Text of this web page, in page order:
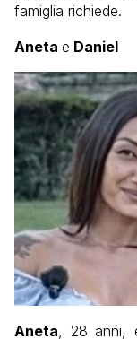
famiglia richiede.
Aneta e Daniel
Aneta , 28 anni,